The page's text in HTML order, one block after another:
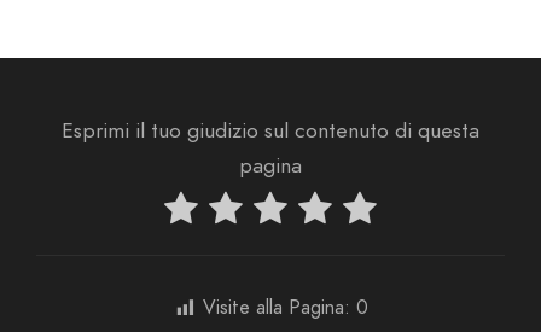
Esprimi il tuo giudizio sul contenuto di questa
pagina
Visite alla Pagina: 0